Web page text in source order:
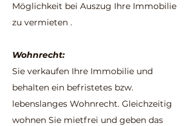
Möglichkeit bei Auszug Ihre Immobilie
zu vermieten .
Wohnrecht:
Sie verkaufen Ihre Immobilie und
behalten ein befristetes bzw.
lebenslanges Wohnrecht. Gleichzeitig
wohnen Sie mietfrei und geben das